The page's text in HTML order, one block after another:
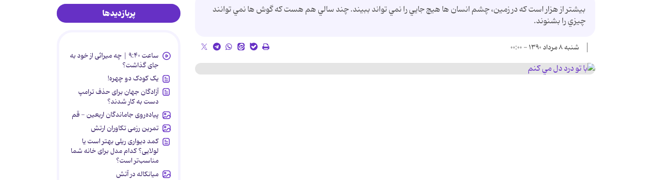
بيشتر از هزار است كه در زمين، چشم انسان ها هيچ جايي را نمي تواند ببيند. چند سالي هم هست كه گوش ها نمي توانند
چيزي را بشنوند.
شنبه ۸ مرداد ۱۳۹۰ - ۰۰:۰۰
پربازدیدها
ساعت ۹:۴۰ | چه میراثی از خود به
جای گذاشت؟
یک کودک دو چهره!
آزادگان جهان برای حذف ترامپ
دست به کار شدند؟
پیاده‌روی جاماندگان اربعین - قم
تمرین رزمی تکاوران ارتش
کمد دیواری ریلی بهتر است یا
لولایی؟ کدام مدل برای خانه شما
مناسب‌تر است؟
میانکاله در آتش